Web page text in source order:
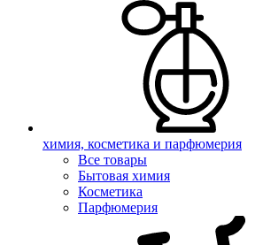
химия, косметика и парфюмерия
Все товары
Бытовая химия
Косметика
Парфюмерия